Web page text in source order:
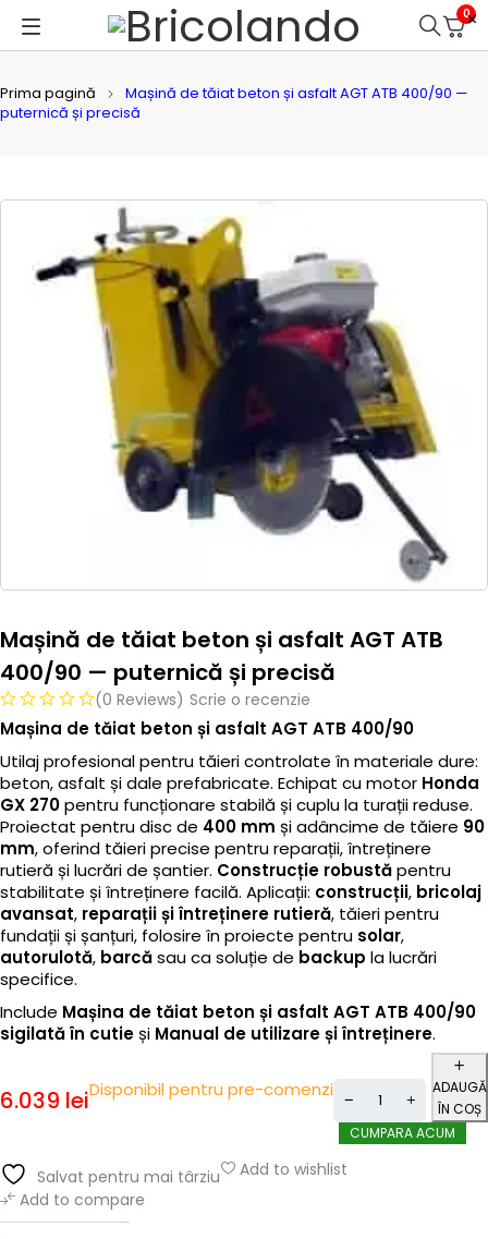
0
Prima pagină
Mașină de tăiat beton și asfalt AGT ATB 400/90 —
puternică și precisă
Mașină de tăiat beton și asfalt AGT ATB
400/90 — puternică și precisă
(0 Reviews) Scrie o recenzie
Mașina de tăiat beton și asfalt AGT ATB 400/90
Utilaj profesional pentru tăieri controlate în materiale dure:
beton, asfalt și dale prefabricate. Echipat cu motor Honda
GX 270pentru funcționare stabilă și cuplu la turații reduse.
Proiectat pentru disc de 400 mm și adâncime de tăiere 90
mm, oferind tăieri precise pentru reparații, întreținere
rutieră și lucrări de șantier. Construcție robustăpentru
stabilitate și întreținere facilă. Aplicații: construcții, bricolaj
avansat, reparații și întreținere rutieră, tăieri pentru
fundații și șanțuri, folosire în proiecte pentru solar,
autorulotă, barcăsau ca soluție de backup la lucrări
specifice.
Include Mașina de tăiat beton și asfalt AGT ATB 400/90
sigilată în cutieși Manual de utilizare și întreținere.
6.039 leiDisponibil pentru pre-comenzi
ADAUGĂ
ÎN COȘ
CUMPARA ACUM
Salvat pentru mai târziu
Add to wishlist
Add to compare